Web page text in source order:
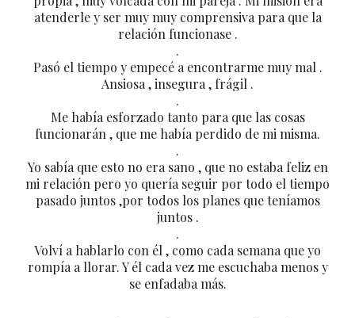
atenderle y ser muy muy comprensiva para que la
relación funcionase .
.
Pasó el tiempo y empecé a encontrarme muy mal .
Ansiosa , insegura , frágil .
.
Me había esforzado tanto para que las cosas
funcionarán , que me había perdido de mi misma.
.
Yo sabía que esto no era sano , que no estaba feliz en
mi relación pero yo quería seguir por todo el tiempo
pasado juntos ,por todos los planes que teníamos
juntos .
.
Volví a hablarlo con él , como cada semana que yo
rompía a llorar. Y él cada vez me escuchaba menos y
se enfadaba más.